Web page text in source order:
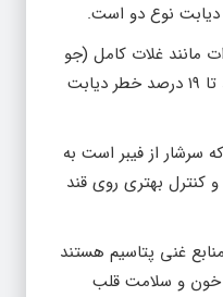
نوع دو است.
مانند غلات کامل (جو
دوسر، نان سبوس‌دار) می‌تواند تا ۱۹ درصد خطر دیابت
سرشار از فیبر است به
بهتری روی قند
غنی پتاسیم هستند
خون و سلامت قلب